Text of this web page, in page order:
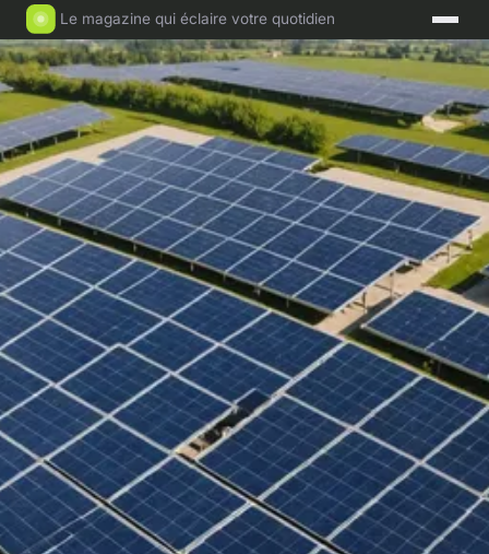
Le magazine qui éclaire votre quotidien